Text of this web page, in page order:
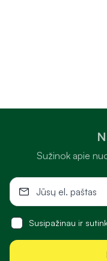
Sužinok apie
Susipažinau ir